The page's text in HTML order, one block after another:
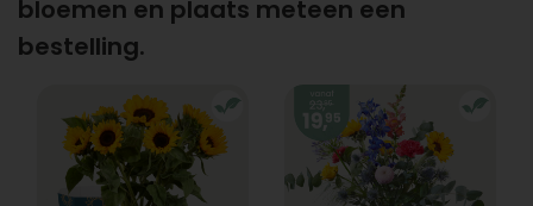
bloemen en plaats meteen een
bestelling.